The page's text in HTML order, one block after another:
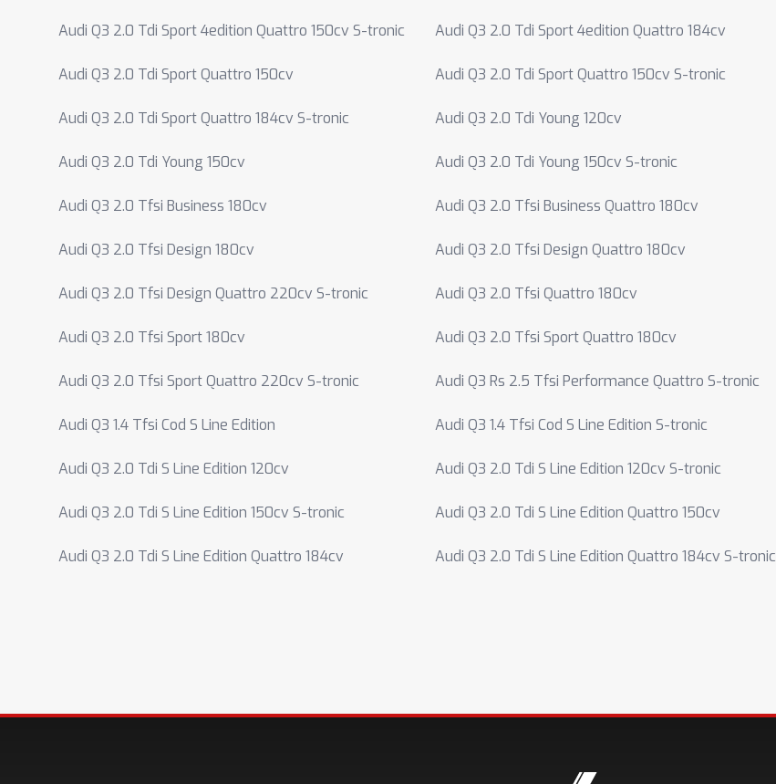
Audi Q3 2.0 Tdi Sport 4edition Quattro 150cv S-tronic Audi Q3 2.0 Tdi Sport 4edition Quattro 184cv
Audi Q3 2.0 Tdi Sport Quattro 150cv Audi Q3 2.0 Tdi Sport Quattro 150cv S-tronic
Audi Q3 2.0 Tdi Sport Quattro 184cv S-tronic Audi Q3 2.0 Tdi Young 120cv
Audi Q3 2.0 Tdi Young 150cv Audi Q3 2.0 Tdi Young 150cv S-tronic
Audi Q3 2.0 Tfsi Business 180cv Audi Q3 2.0 Tfsi Business Quattro 180cv
Audi Q3 2.0 Tfsi Design 180cv Audi Q3 2.0 Tfsi Design Quattro 180cv
Audi Q3 2.0 Tfsi Design Quattro 220cv S-tronic Audi Q3 2.0 Tfsi Quattro 180cv
Audi Q3 2.0 Tfsi Sport 180cv Audi Q3 2.0 Tfsi Sport Quattro 180cv
Audi Q3 2.0 Tfsi Sport Quattro 220cv S-tronic Audi Q3 Rs 2.5 Tfsi Performance Quattro S-tronic
Audi Q3 1.4 Tfsi Cod S Line Edition Audi Q3 1.4 Tfsi Cod S Line Edition S-tronic
Audi Q3 2.0 Tdi S Line Edition 120cv Audi Q3 2.0 Tdi S Line Edition 120cv S-tronic
Audi Q3 2.0 Tdi S Line Edition 150cv S-tronic Audi Q3 2.0 Tdi S Line Edition Quattro 150cv
Audi Q3 2.0 Tdi S Line Edition Quattro 184cv Audi Q3 2.0 Tdi S Line Edition Quattro 184cv S-tronic